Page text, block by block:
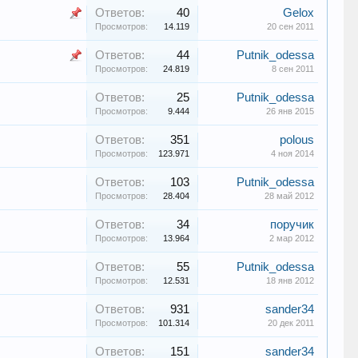
Ответов: 40
Просмотров: 14.119
Gelox
20 сен 2011
Ответов: 44
Просмотров: 24.819
Putnik_odessa
8 сен 2011
Ответов: 25
Просмотров: 9.444
Putnik_odessa
26 янв 2015
Ответов: 351
Просмотров: 123.971
polous
4 ноя 2014
Ответов: 103
Просмотров: 28.404
Putnik_odessa
28 май 2012
Ответов: 34
Просмотров: 13.964
поручик
2 мар 2012
Ответов: 55
Просмотров: 12.531
Putnik_odessa
18 янв 2012
Ответов: 931
Просмотров: 101.314
sander34
20 дек 2011
Ответов: 151 sander34